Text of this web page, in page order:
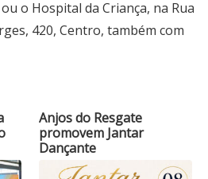
o Hospital da Criança, na Rua
420, Centro, também com
Anjos do Resgate
promovem Jantar
Dançante